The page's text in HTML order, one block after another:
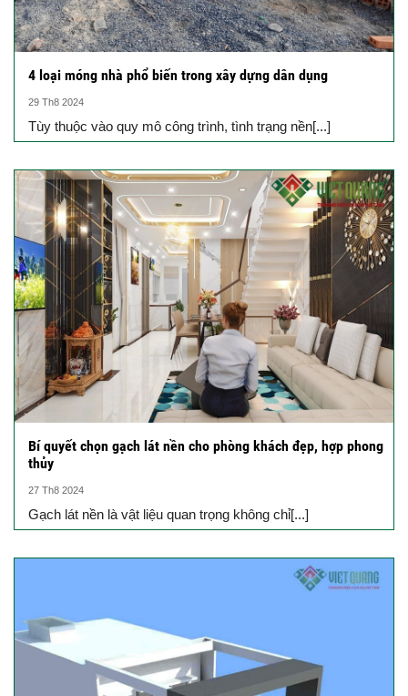
4 loại móng nhà phổ biến trong xây dựng dân dụng
29 Th8 2024
Tùy thuộc vào quy mô công trình, tình trạng nền[...]
Bí quyết chọn gạch lát nền cho phòng khách đẹp, hợp phong
thủy
27 Th8 2024
Gạch lát nền là vật liệu quan trọng không chỉ[...]